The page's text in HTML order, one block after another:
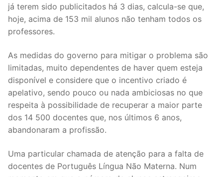
já terem sido publicitados há 3 dias, calcula-se que,
hoje, acima de 153 mil alunos não tenham todos os
professores.
As medidas do governo para mitigar o problema são
limitadas, muito dependentes de haver quem esteja
disponível e considere que o incentivo criado é
apelativo, sendo pouco ou nada ambiciosas no que
respeita à possibilidade de recuperar a maior parte
dos 14 500 docentes que, nos últimos 6 anos,
abandonaram a profissão.
Uma particular chamada de atenção para a falta de
docentes de Português Língua Não Materna. Num